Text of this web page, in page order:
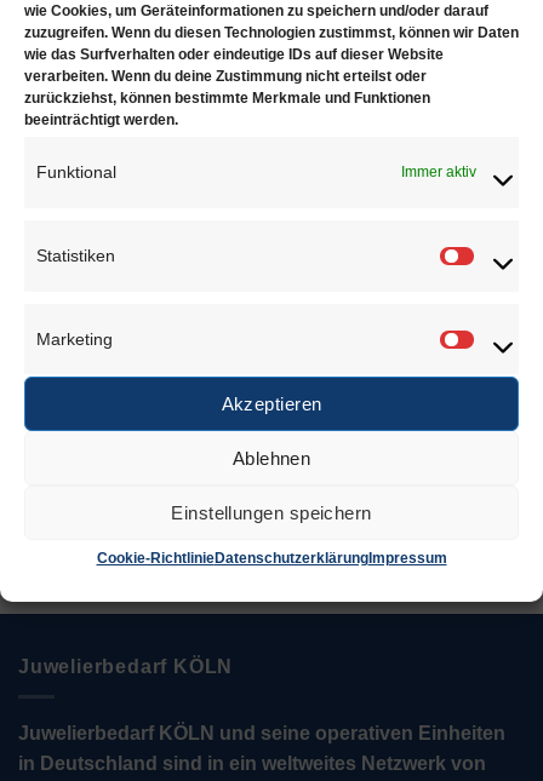
wie Cookies, um Geräteinformationen zu speichern und/oder darauf
zuzugreifen. Wenn du diesen Technologien zustimmst, können wir Daten
wie das Surfverhalten oder eindeutige IDs auf dieser Website
verarbeiten. Wenn du deine Zustimmung nicht erteilst oder
zurückziehst, können bestimmte Merkmale und Funktionen
beeinträchtigt werden.
Funktional Immer aktiv
Statistiken
Marketing
Akzeptieren
Ablehnen
Einstellungen speichern
Cookie-RichtlinieDatenschutzerklärungImpressum
Seitenschneider
8160
€ 37,90
Zur Wunschliste
Seitenschneider
8162
Zur Wunschliste
8164
Zur Wunschliste
Juwelierbedarf KÖLN
Juwelierbedarf KÖLN und seine operativen Einheiten
in Deutschland sind in ein weltweites Netzwerk von